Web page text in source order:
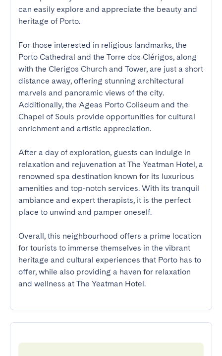
can easily explore and appreciate the beauty and
heritage of Porto.
For those interested in religious landmarks, the
Porto Cathedral and the Torre dos Clérigos, along
with the Clerigos Church and Tower, are just a short
distance away, offering stunning architectural
marvels and panoramic views of the city.
Additionally, the Ageas Porto Coliseum and the
Chapel of Souls provide opportunities for cultural
enrichment and artistic appreciation.
After a day of exploration, guests can indulge in
relaxation and rejuvenation at The Yeatman Hotel, a
renowned spa destination known for its luxurious
amenities and top-notch services. With its tranquil
ambiance and expert therapists, it is the perfect
place to unwind and pamper oneself.
Overall, this neighbourhood offers a prime location
for tourists to immerse themselves in the vibrant
heritage and cultural experiences that Porto has to
offer, while also providing a haven for relaxation
and wellness at The Yeatman Hotel.